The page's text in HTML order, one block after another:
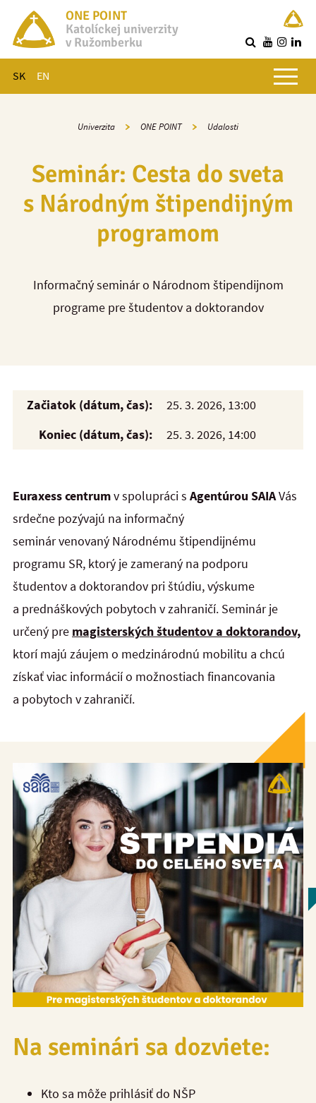
ONE POINT
Katolíckej univerzity
v Ružomberku
SK EN
Hlavné menu
Univerzita ONE POINT Udalosti
Seminár: Cesta do sveta
s Národným štipendijným
programom
Informačný seminár o Národnom štipendijnom
programe pre študentov a doktorandov
Začiatok (dátum, čas):
25. 3. 2026, 13:00
Koniec (dátum, čas):
25. 3. 2026, 14:00
Euraxess centrumv spolupráci s Agentúrou SAIAVás
srdečne pozývajú na informačný
seminár venovaný Národnému štipendijnému
programu SR, ktorý je zameraný na podporu
študentov a doktorandov pri štúdiu, výskume
a prednáškových pobytoch v zahraničí. Seminár je
určený pre magisterských študentov a doktorandov,
ktorí majú záujem o medzinárodnú mobilitu a chcú
získať viac informácií o možnostiach financovania
a pobytoch v zahraničí.
Na seminári sa dozviete:
Kto sa môže prihlásiť do NŠP